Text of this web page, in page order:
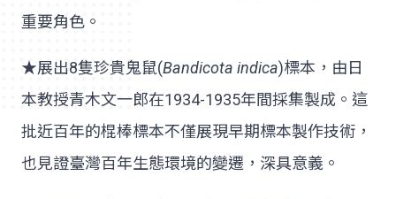
重要角色。
★展出8隻珍貴鬼鼠(Bandicota indica)標本，由日
本教授青木文一郎在1934-1935年間採集製成。這
批近百年的棍棒標本不僅展現早期標本製作技術，
也見證臺灣百年生態環境的變遷，深具意義。